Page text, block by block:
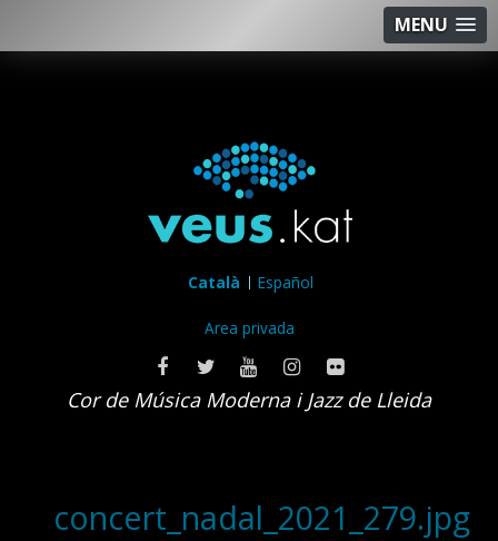
MENU
Català Español
Area privada
Cor de Música Moderna i Jazz de Lleida
concert_nadal_2021_279.jpg